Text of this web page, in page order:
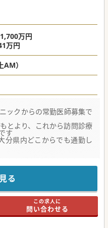
万円
万円
）
ックからの常勤医師募集で
とより、これから訪問診療
す
県内どこからでも通勤し
組みを敷いています。訪問
ながらご勤務いただくこと
する気風が根付いており、
者数を月間60名～70名に抑
護が関わっており、基本的
働き方となっております。
る
この求人に
問い合わせる